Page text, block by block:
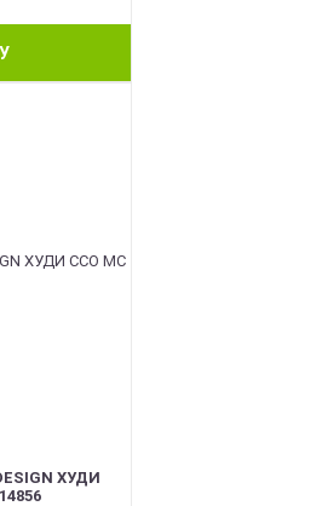
ХУДИ